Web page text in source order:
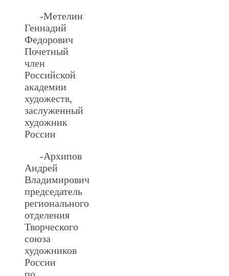
-Метелин
Геннадий
Федорович
Почетный
член
Российской
академии
художеств,
заслуженный
художник
России
-Архипов
Андрей
Владимирович
председатель
регионального
отделения
Творческого
союза
художников
России